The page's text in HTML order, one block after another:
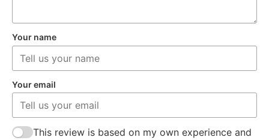
Your name
Your email
This review is based on my own experience and